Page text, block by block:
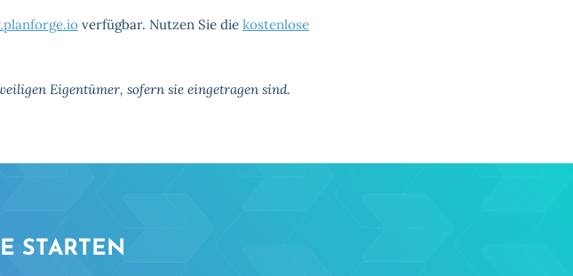
verfügbar. Nutzen Sie die kostenlose
Eigentümer, sofern sie eingetragen sind.
STARTEN